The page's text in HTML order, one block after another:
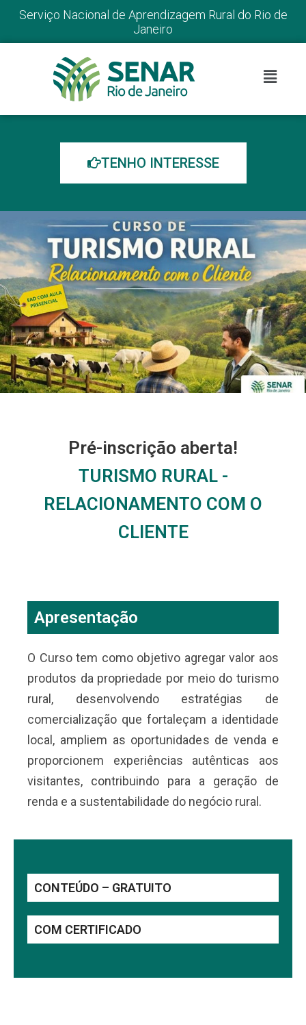
Serviço Nacional de Aprendizagem Rural do Rio de
Janeiro
TENHO INTERESSE
Pré-inscrição aberta!
TURISMO RURAL -
RELACIONAMENTO COM O
CLIENTE
Apresentação
O Curso tem como objetivo agregar valor aos
produtos da propriedade por meio do turismo
rural, desenvolvendo estratégias de
comercialização que fortaleçam a identidade
local, ampliem as oportunidades de venda e
proporcionem experiências autênticas aos
visitantes, contribuindo para a geração de
renda e a sustentabilidade do negócio rural.
CONTEÚDO – GRATUITO
COM CERTIFICADO